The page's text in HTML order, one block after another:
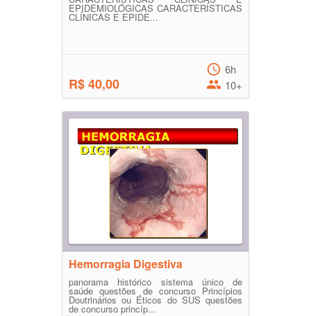
EPIDEMIOLÓGICAS CARACTERÍSTICAS
CLÍNICAS E EPIDE...
R$ 40,00
6h
10+
Hemorragia Digestiva
panorama histórico sistema único de
saúde questões de concurso Princípios
Doutrinários ou Éticos do SUS questões
de concurso princíp...